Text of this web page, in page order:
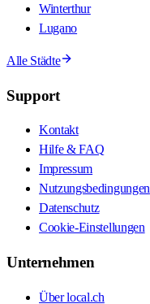
Winterthur
Lugano
Alle Städte
Support
Kontakt
Hilfe & FAQ
Impressum
Nutzungsbedingungen
Datenschutz
Cookie-Einstellungen
Unternehmen
Über local.ch